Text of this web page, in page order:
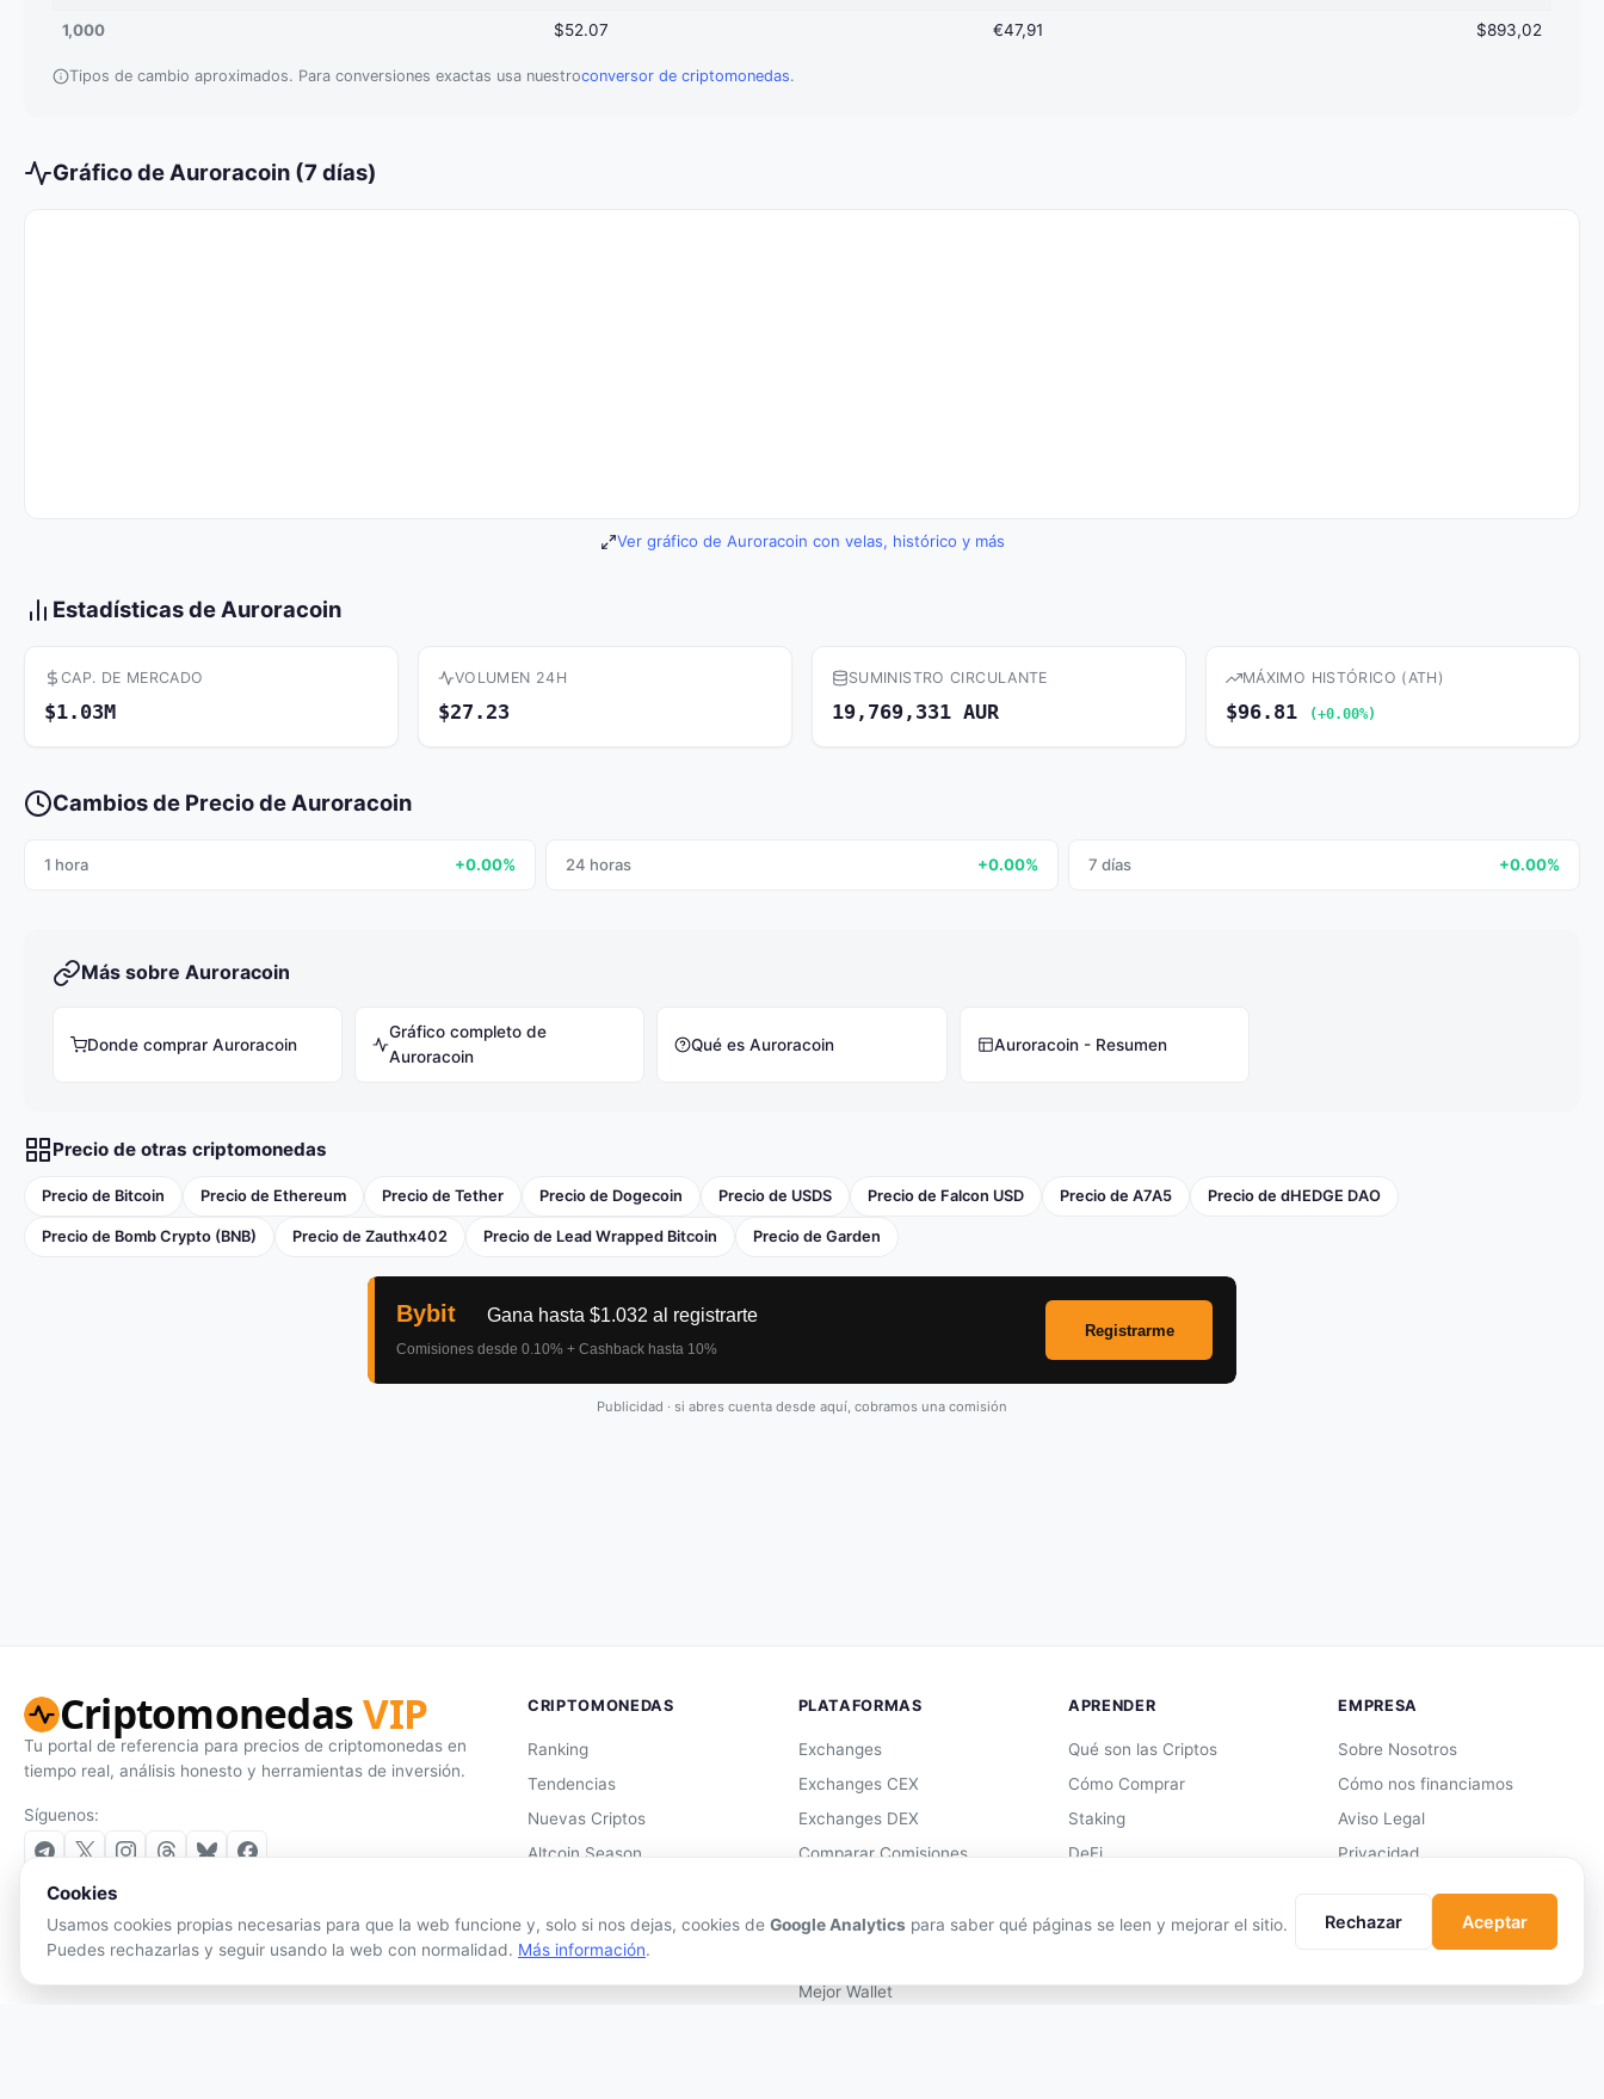
1,000 $52.07 €47,91 $893,02
Tipos de cambio aproximados. Para conversiones exactas usa nuestroconversor de criptomonedas.
Gráfico de Auroracoin (7 días)
Ver gráfico de Auroracoin con velas, histórico y más
Estadísticas de Auroracoin
CAP. DE MERCADO
$1.03M
VOLUMEN 24H
$27.23
SUMINISTRO CIRCULANTE
19,769,331 AUR
MÁXIMO HISTÓRICO (ATH)
$96.81 (+0.00%)
Cambios de Precio de Auroracoin
1 hora +0.00% 24 horas +0.00% 7 días +0.00%
Más sobre Auroracoin
Donde comprar Auroracoin
Gráfico completo de
Auroracoin
Qué es Auroracoin Auroracoin - Resumen
Precio de otras criptomonedas
Precio de Bitcoin Precio de Ethereum Precio de Tether Precio de Dogecoin Precio de USDS Precio de Falcon USD Precio de A7A5 Precio de dHEDGE DAO
Precio de Bomb Crypto (BNB) Precio de Zauthx402 Precio de Lead Wrapped Bitcoin Precio de Garden
Publicidad · si abres cuenta desde aquí, cobramos una comisión
CriptomonedasVIP
Tu portal de referencia para precios de criptomonedas en
tiempo real, análisis honesto y herramientas de inversión.
Síguenos:
Sin publicidad personalizada
CRIPTOMONEDAS
Ranking
Tendencias
Nuevas Criptos
Altcoin Season
Conversor
Crypto Scanner
PLATAFORMAS
Exchanges
Exchanges CEX
Exchanges DEX
Comparar Comisiones
Hardware Wallets
Mejor Wallet
APRENDER
Qué son las Criptos
Cómo Comprar
Staking
DeFi
Glosario
EMPRESA
Sobre Nosotros
Cómo nos financiamos
Aviso Legal
Privacidad
Términos de Uso
Cookies
Usamos cookies propias necesarias para que la web funcione y, solo si nos dejas, cookies de Google Analytics para saber qué páginas se leen y mejorar el sitio.
Puedes rechazarlas y seguir usando la web con normalidad. Más información.
Rechazar Aceptar